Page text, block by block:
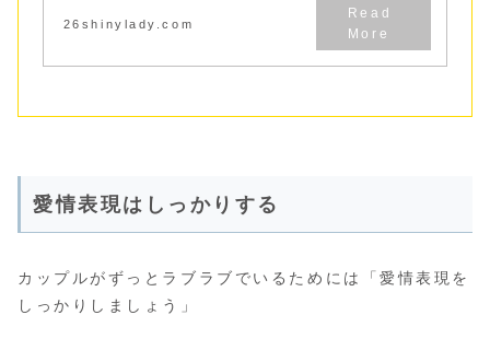
26shinylady.com
愛情表現はしっかりする
カップルがずっとラブラブでいるためには「愛情表現を
しっかりしましょう」